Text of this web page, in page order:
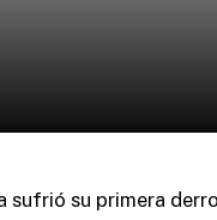
sufrió su primera